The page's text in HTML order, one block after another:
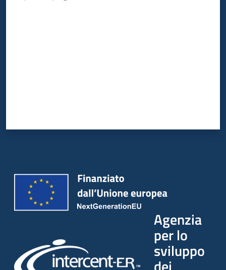
Agenzia
per lo
sviluppo